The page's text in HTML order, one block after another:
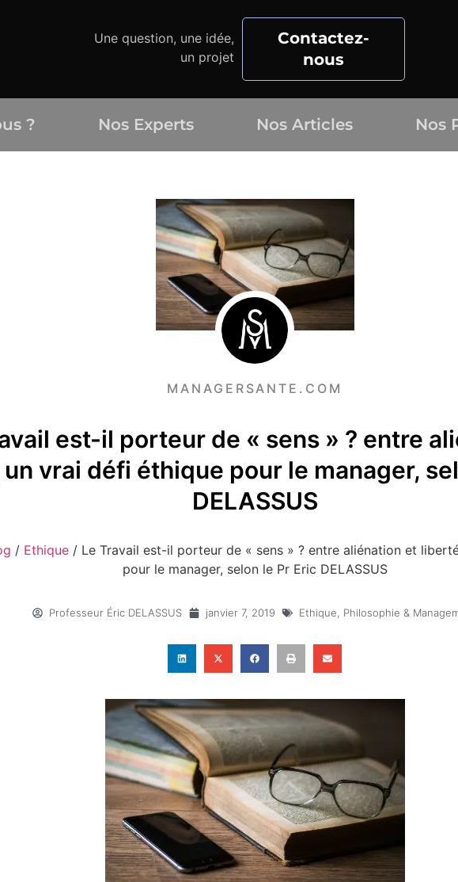
Une question, une idée,
un projet
Contactez-
nous
? Nos Experts Nos Articles Nos
MANAGERSANTE.COM
est-il porteur de « sens » ? entre
vrai défi éthique pour le manager,
DELASSUS
/ Ethique/ Le Travail est-il porteur de « sens » ? entre aliénation et
pour le manager, selon le Pr Eric DELASSUS
Professeur Éric DELASSUS janvier 7, 2019 Ethique, Philosophie &